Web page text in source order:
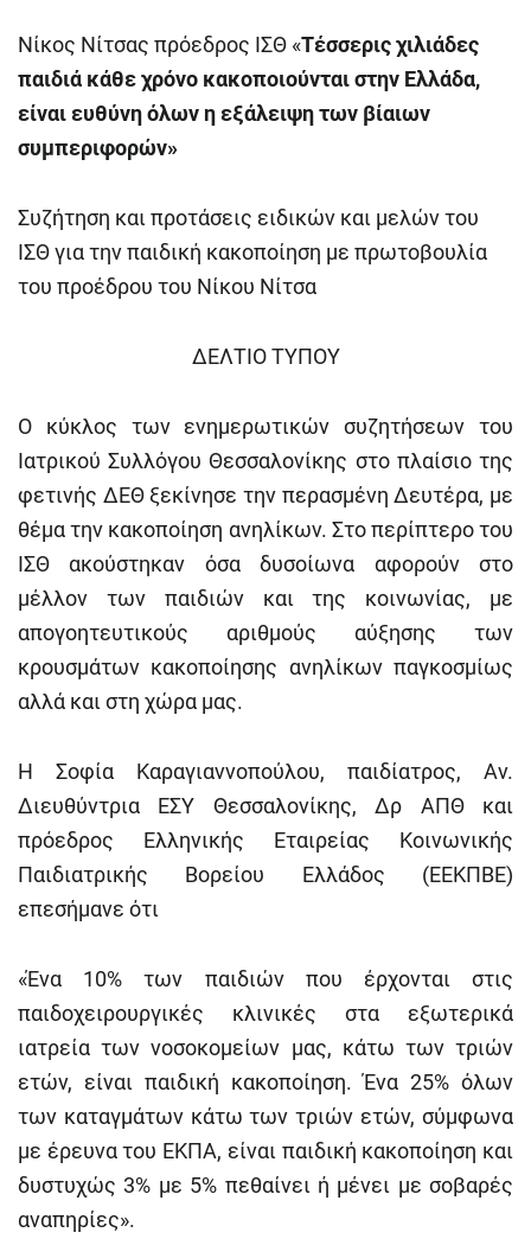
Νίκος Νίτσας πρόεδρος ΙΣΘ «Τέσσερις χιλιάδες
παιδιά κάθε χρόνο κακοποιούνται στην Ελλάδα,
είναι ευθύνη όλων η εξάλειψη των βίαιων
συμπεριφορών»
Συζήτηση και προτάσεις ειδικών και μελών του
ΙΣΘ για την παιδική κακοποίηση με πρωτοβουλία
του προέδρου του Νίκου Νίτσα
ΔΕΛΤΙΟ ΤΥΠΟΥ
Ο κύκλος των ενημερωτικών συζητήσεων του
Ιατρικού Συλλόγου Θεσσαλονίκης στο πλαίσιο της
φετινής ΔΕΘ ξεκίνησε την περασμένη Δευτέρα, με
θέμα την κακοποίηση ανηλίκων. Στο περίπτερο του
ΙΣΘ ακούστηκαν όσα δυσοίωνα αφορούν στο
μέλλον των παιδιών και της κοινωνίας, με
απογοητευτικούς αριθμούς αύξησης των
κρουσμάτων κακοποίησης ανηλίκων παγκοσμίως
αλλά και στη χώρα μας.
Η Σοφία Καραγιαννοπούλου, παιδίατρος, Αν.
Διευθύντρια ΕΣΥ Θεσσαλονίκης, Δρ ΑΠΘ και
πρόεδρος Ελληνικής Εταιρείας Κοινωνικής
Παιδιατρικής Βορείου Ελλάδος (ΕΕΚΠΒΕ)
επεσήμανε ότι
«Ένα 10% των παιδιών που έρχονται στις
παιδοχειρουργικές κλινικές στα εξωτερικά
ιατρεία των νοσοκομείων μας, κάτω των τριών
ετών, είναι παιδική κακοποίηση. Ένα 25% όλων
των καταγμάτων κάτω των τριών ετών, σύμφωνα
με έρευνα του ΕΚΠΑ, είναι παιδική κακοποίηση και
δυστυχώς 3% με 5% πεθαίνει ή μένει με σοβαρές
αναπηρίες».